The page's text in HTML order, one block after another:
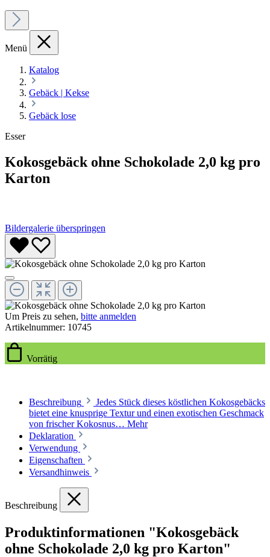
Menü
Katalog
Gebäck | Kekse
Gebäck lose
Esser
Kokosgebäck ohne Schokolade 2,0 kg pro
Karton
Bildergalerie überspringen
Um Preis zu sehen, bitte anmelden
Artikelnummer: 10745
Vorrätig
Beschreibung
Jedes Stück dieses köstlichen Kokosgebäcks
bietet eine knusprige Textur und einen exotischen Geschmack
von frischer Kokosnus… Mehr
Deklaration
Verwendung
Eigenschaften
Versandhinweis
Beschreibung
Produktinformationen "Kokosgebäck
ohne Schokolade 2,0 kg pro Karton"